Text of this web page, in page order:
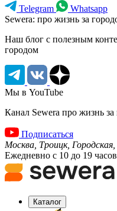
Telegram
Whatsapp
Sewera: про жизнь за
Наш блог c полезным
городом
Мы в YouTube
Канал Sewera про жизнь за
Подписаться
Москва, Троицк, Городская,
Ежедневно с 10 до 19 часов
Каталог